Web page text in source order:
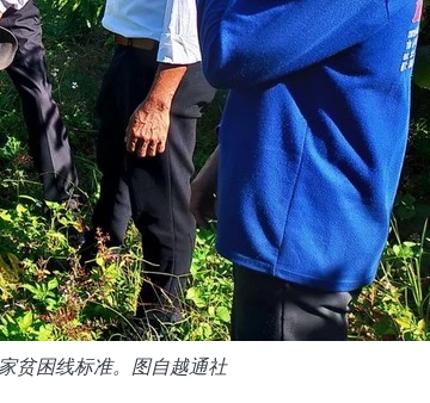
贫困线标准。图自越通社